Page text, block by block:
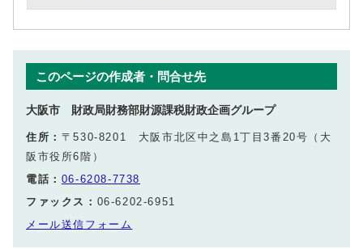
このページの作成者・問合せ先
大阪市 財政局財務部財源課税財政企画グループ
住所： 〒530-8201 大阪市北区中之島1丁目3番20号（大
阪市役所6階）
電話： 06-6208-7738
ファックス： 06-6202-6951
メール送信フォーム